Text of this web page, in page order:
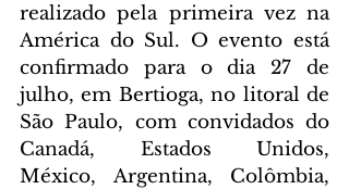
realizado pela primeira vez na
América do Sul. O evento está
confirmado para o dia 27 de
julho, em Bertioga, no litoral de
São Paulo, com convidados do
Canadá, Estados Unidos,
México, Argentina, Colômbia,